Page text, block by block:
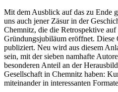
Mit dem Ausblick auf das zu Ende
uns auch jener Zäsur in der
Chemnitz, die die Retrospektive
Gründungsjubiläum eröffnet. Diese
publiziert. Neu wird aus diesem
sein, mit der sieben namhafte
besonderen Anteil an der
Gesellschaft in Chemnitz haben:
miteinander in interessanten